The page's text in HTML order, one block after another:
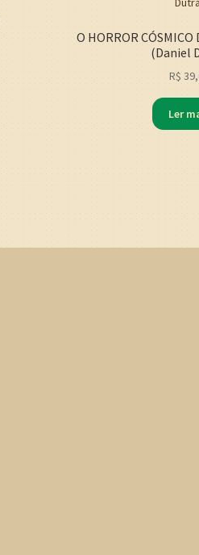
O HORROR CÓSMICO
(Daniel
R$
Ler